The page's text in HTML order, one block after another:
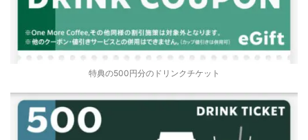
特典の500円分のドリンクチケット